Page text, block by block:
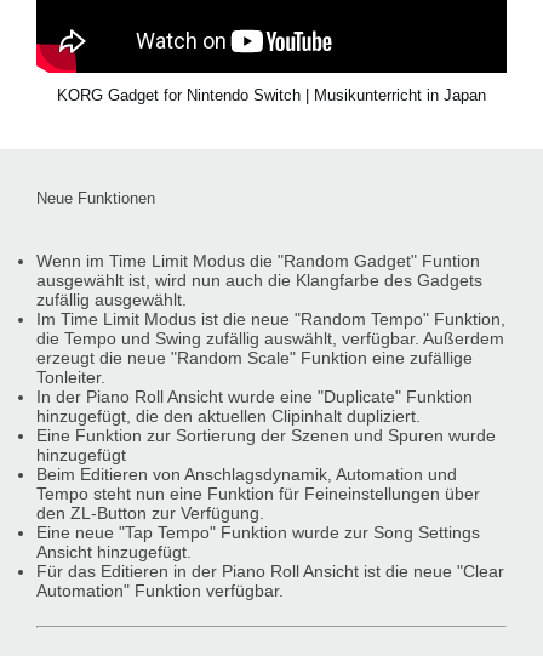
KORG Gadget for Nintendo Switch | Musikunterricht in Japan
Neue Funktionen
Wenn im Time Limit Modus die "Random Gadget" Funtion
ausgewählt ist, wird nun auch die Klangfarbe des Gadgets
zufällig ausgewählt.
Im Time Limit Modus ist die neue "Random Tempo" Funktion,
die Tempo und Swing zufällig auswählt, verfügbar. Außerdem
erzeugt die neue "Random Scale" Funktion eine zufällige
Tonleiter.
In der Piano Roll Ansicht wurde eine "Duplicate" Funktion
hinzugefügt, die den aktuellen Clipinhalt dupliziert.
Eine Funktion zur Sortierung der Szenen und Spuren wurde
hinzugefügt
Beim Editieren von Anschlagsdynamik, Automation und
Tempo steht nun eine Funktion für Feineinstellungen über
den ZL-Button zur Verfügung.
Eine neue "Tap Tempo" Funktion wurde zur Song Settings
Ansicht hinzugefügt.
Für das Editieren in der Piano Roll Ansicht ist die neue "Clear
Automation" Funktion verfügbar.